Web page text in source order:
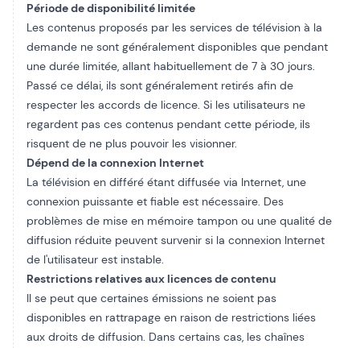
Période de disponibilité limitée
Les contenus proposés par les services de télévision à la
demande ne sont généralement disponibles que pendant
une durée limitée, allant habituellement de 7 à 30 jours.
Passé ce délai, ils sont généralement retirés afin de
respecter les accords de licence. Si les utilisateurs ne
regardent pas ces contenus pendant cette période, ils
risquent de ne plus pouvoir les visionner.
Dépend de la connexion Internet
La télévision en différé étant diffusée via Internet, une
connexion puissante et fiable est nécessaire. Des
problèmes de mise en mémoire tampon ou une qualité de
diffusion réduite peuvent survenir si la connexion Internet
de l'utilisateur est instable.
Restrictions relatives aux licences de contenu
Il se peut que certaines émissions ne soient pas
disponibles en rattrapage en raison de restrictions liées
aux droits de diffusion. Dans certains cas, les chaînes